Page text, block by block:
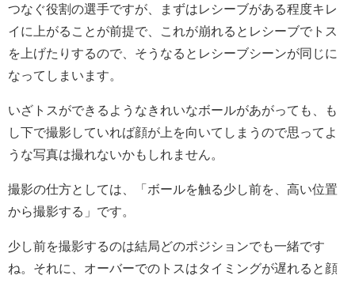
つなぐ役割の選手ですが、まずはレシーブがある程度キレ
イに上がることが前提で、これが崩れるとレシーブでトス
を上げたりするので、そうなるとレシーブシーンが同じに
なってしまいます。
いざトスができるようなきれいなボールがあがっても、も
し下で撮影していれば顔が上を向いてしまうので思ってよ
うな写真は撮れないかもしれません。
撮影の仕方としては、「ボールを触る少し前を、高い位置
から撮影する」です。
少し前を撮影するのは結局どのポジションでも一緒です
ね。それに、オーバーでのトスはタイミングが遅れると顔